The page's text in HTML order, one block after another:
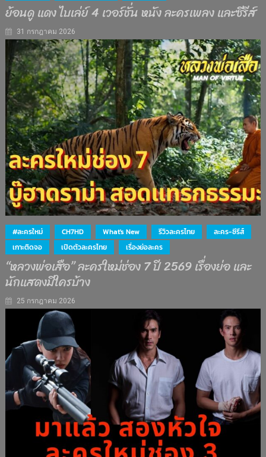
ย้อนดู แดง ไบเล่ย์ 4 เวอร์ชั่น หนัง ละครเพลง และซีรีส์
31 กรกฎาคม 2026
#ละครใหม่ CH7HD What's New รีวิวละครไทย
ละคร-ซีรีส์
เกาะติดจอ
เปิดตัวละครไทย เรื่องย่อละคร
“หลวงพ่อเสือ” ละครใหม่ช่อง 7 ปี 2569 เรื่องย่อ และ
นักแสดงมีใครบ้าง
25 กรกฎาคม 2026